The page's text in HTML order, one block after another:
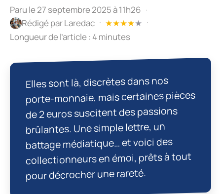
Paru le 27 septembre 2025 à 11h26 ·
Rédigé parLaredac · ★★★★★ ·
Longueur de l’article : 4 minutes
Elles sont là, discrètes dans nos
porte-monnaie, mais certaines pièces
de 2 euros suscitent des passions
brûlantes. Une simple lettre, un
battage médiatique… et voici des
collectionneurs en émoi, prêts à tout
pour décrocher une rareté.